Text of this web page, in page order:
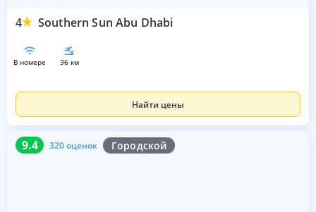
4 Southern Sun Abu Dhabi
в номере 36 км
Найти цены
9.4 320 оценок Городской
9.4 320 оценок